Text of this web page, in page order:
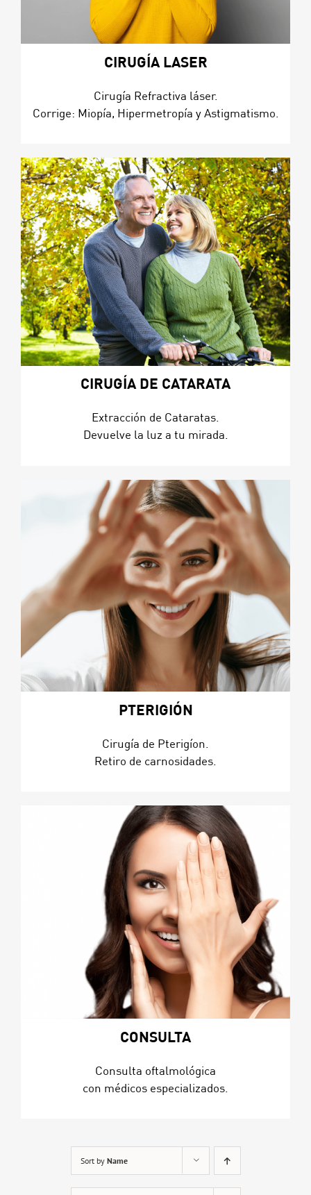
CIRUGÍA LASER
Cirugía Refractiva láser.
Corrige: Miopía, Hipermetropía y Astigmatismo.
CIRUGÍA DE CATARATA
Extracción de Cataratas.
Devuelve la luz a tu mirada.
PTERIGIÓN
Cirugía de Pterigíon.
Retiro de carnosidades.
CONSULTA
Consulta oftalmológica
con médicos especializados.
Sort by Name